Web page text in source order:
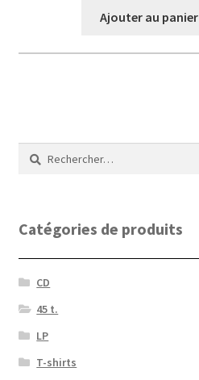
Ajouter au panier
Rechercher :
Catégories de produits
CD
45 t.
LP
T-shirts